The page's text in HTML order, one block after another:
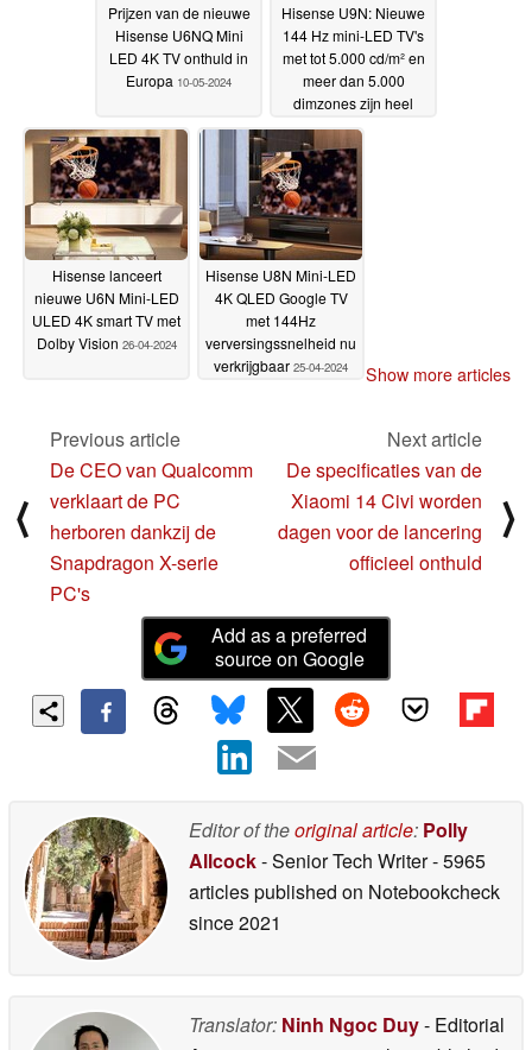
Prijzen van de nieuwe
Hisense U6NQ Mini
LED 4K TV onthuld in
Europa 10-05-2024
Hisense U9N: Nieuwe
144 Hz mini-LED TV's
met tot 5.000 cd/m² en
meer dan 5.000
dimzones zijn heel
betaalbaar
Hisense lanceert
nieuwe U6N Mini-LED
ULED 4K smart TV met
Dolby Vision 26-04-2024
Hisense U8N Mini-LED
4K QLED Google TV
met 144Hz
verversingssnelheid nu
verkrijgbaar 25-04-2024 Show more articles
⟨
Previous article
De CEO van Qualcomm
verklaart de PC
herboren dankzij de
Snapdragon X-serie
PC's
Next article
De specificaties van de
Xiaomi 14 Civi worden
dagen voor de lancering
officieel onthuld
⟩
Add as a preferred
source on Google
Editor of theoriginal article: Polly
Allcock- Senior Tech Writer- 5965
articles published on Notebookcheck
since 2021
Translator: Ninh Ngoc Duy- Editorial